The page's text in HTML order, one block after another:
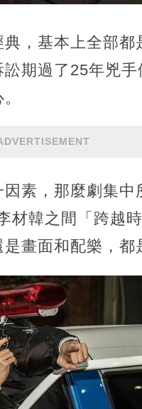
，基本上全部
期過了25年兇
素，那麼劇集
材韓之間「跨越
畫面和配樂，都